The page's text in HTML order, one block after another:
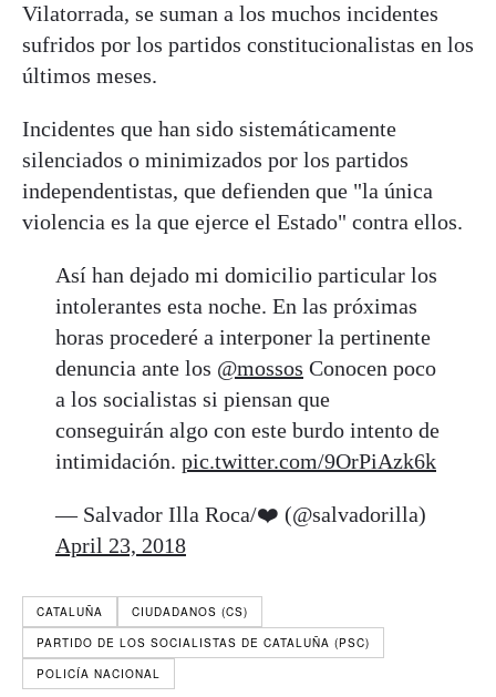
Vilatorrada, se suman a los muchos incidentes
sufridos por los partidos constitucionalistas en los
últimos meses.
Incidentes que han sido sistemáticamente
silenciados o minimizados por los partidos
independentistas, que defienden que "la única
violencia es la que ejerce el Estado" contra ellos.
Así han dejado mi domicilio particular los
intolerantes esta noche. En las próximas
horas procederé a interponer la pertinente
denuncia ante los @mossos Conocen poco
a los socialistas si piensan que
conseguirán algo con este burdo intento de
intimidación. pic.twitter.com/9OrPiAzk6k
— Salvador Illa Roca/❤️ (@salvadorilla)
April 23, 2018
CATALUÑA
CIUDADANOS (CS)
PARTIDO DE LOS SOCIALISTAS DE CATALUÑA (PSC)
POLICÍA NACIONAL